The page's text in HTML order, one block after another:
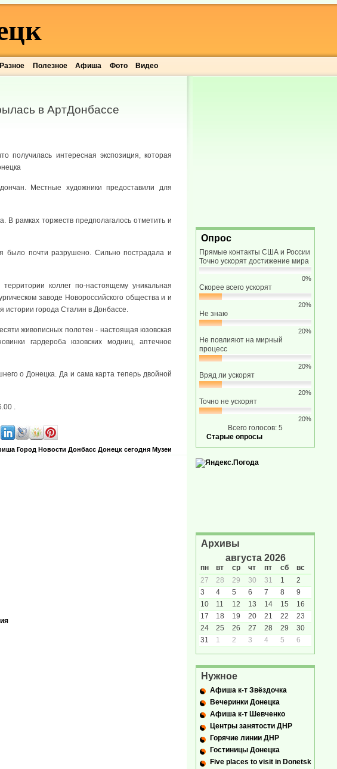
Разное Полезное Афиша Фото Видео
в АртДонбассе
получилась интересная экспозиция, которая
Местные художники предоставили для
рамках торжеств предполагалось отметить и
было почти разрушено. Сильно пострадала и
коллег по-настоящему уникальная
заводе Новороссийского общества и и
города Сталин в Донбассе.
живописных полотен - настоящая юзовская
гардероба юзовских модниц, аптечное
о Донецка. Да и сама карта теперь двойной
.
Город Новости Донбасс Донецк сегодня Музеи
Опрос
Прямые контакты США и России
Точно ускорят достижение мира
0%
Скорее всего ускорят
20%
Не знаю
20%
Не повлияют на мирный
процесс
20%
Вряд ли ускорят
20%
Точно не ускорят
20%
Всего голосов: 5
Старые опросы
Архивы
августа 2026
пн вт ср чт пт сб
вс
27
28 29 30 31 1
2
3
4 5 6 7 8
9
10
11 12 13 14 15
16
17
18 19 20 21 22
23
24
25 26 27 28 29
30
31
1 2 3 4 5 6
Нужное
Афиша к-т Звёздочка
Вечеринки Донецка
Афиша к-т Шевченко
Центры занятости ДНР
Горячие линии ДНР
Гостиницы Донецка
Five places to visit in Donetsk